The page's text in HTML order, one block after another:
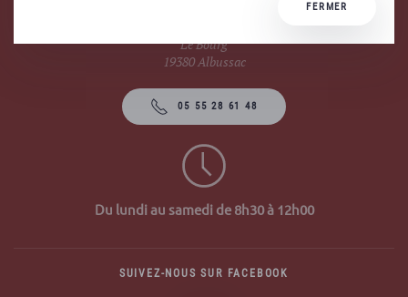
Le Bourg
19380 Albussac
05 55 28 61 48
Du lundi au samedi de 8h30 à 12h00
SUIVEZ-NOUS SUR FACEBOOK
FERMER